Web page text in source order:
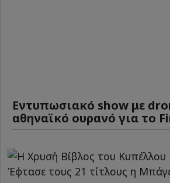
Εντυπωσιακό show με
αθηναϊκό ουρανό για το